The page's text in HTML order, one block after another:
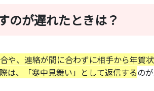
のが遅れたときは？
や、連絡が間に合わずに相手から年賀
は、「寒中見舞い」として返信するの